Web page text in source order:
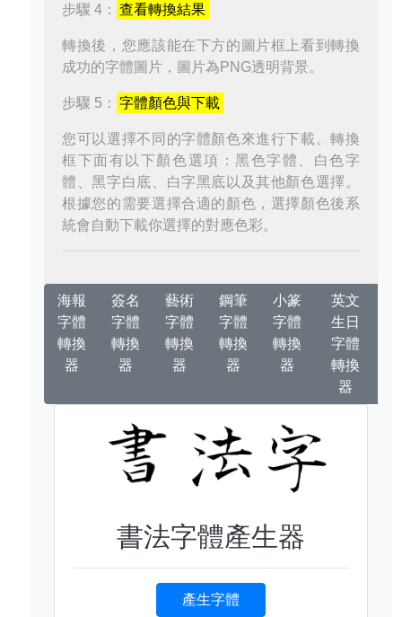
步驟 4： 查看轉換結果
轉換後，您應該能在下方的圖片框上看到轉換
成功的字體圖片，圖片為PNG透明背景。
步驟 5： 字體顏色與下載
您可以選擇不同的字體顏色來進行下載。轉換
框下面有以下顏色選項：黑色字體、白色字
體、黑字白底、白字黑底以及其他顏色選擇。
根據您的需要選擇合適的顏色，選擇顏色後系
統會自動下載你選擇的對應色彩。
海報
字體
轉換
器
簽名
字體
轉換
器
藝術
字體
轉換
器
鋼筆
字體
轉換
器
小篆
字體
轉換
器
英文
生日
字體
轉換
器
書法字體產生器
產生字體